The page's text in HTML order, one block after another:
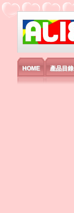
艾利
HOME 產品目錄